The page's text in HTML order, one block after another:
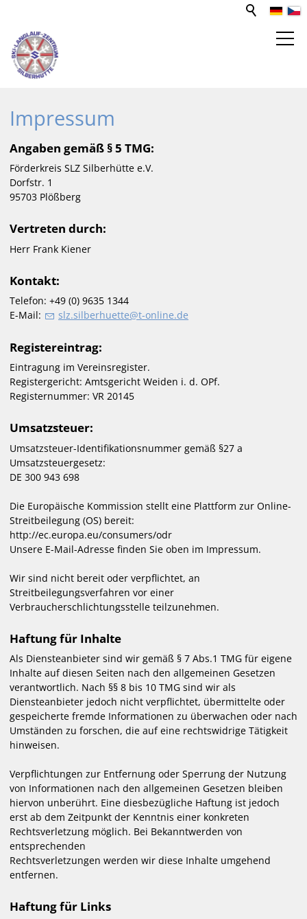
ČAS
WEBCAM
BĚŽECKÉ TRATĚ
PUJČOVNA LYŽÍ
Impressum
Angaben gemäß § 5 TMG:
Förderkreis SLZ Silberhütte e.V.
Dorfstr. 1
95703 Plößberg
Vertreten durch:
Herr Frank Kiener
Kontakt:
Telefon: +49 (0) 9635 1344
E-Mail:
slz s lb rh tt t- nl n d
Registereintrag:
Eintragung im Vereinsregister.
Registergericht: Amtsgericht Weiden i. d. OPf.
Registernummer: VR 20145
Umsatzsteuer:
Umsatzsteuer-Identifikationsnummer gemäß §27 a
Umsatzsteuergesetz:
DE 300 943 698
Die Europäische Kommission stellt eine Plattform zur Online-
Streitbeilegung (OS) bereit:
http://ec.europa.eu/consumers/odr
Unsere E-Mail-Adresse finden Sie oben im Impressum.
Wir sind nicht bereit oder verpflichtet, an
Streitbeilegungsverfahren vor einer
Verbraucherschlichtungsstelle teilzunehmen.
Haftung für Inhalte
Als Diensteanbieter sind wir gemäß § 7 Abs.1 TMG für eigene
Inhalte auf diesen Seiten nach den allgemeinen Gesetzen
verantwortlich. Nach §§ 8 bis 10 TMG sind wir als
Diensteanbieter jedoch nicht verpflichtet, übermittelte oder
gespeicherte fremde Informationen zu überwachen oder nach
Umständen zu forschen, die auf eine rechtswidrige Tätigkeit
hinweisen.
Verpflichtungen zur Entfernung oder Sperrung der Nutzung
von Informationen nach den allgemeinen Gesetzen bleiben
hiervon unberührt. Eine diesbezügliche Haftung ist jedoch
erst ab dem Zeitpunkt der Kenntnis einer konkreten
Rechtsverletzung möglich. Bei Bekanntwerden von
entsprechenden
Rechtsverletzungen werden wir diese Inhalte umgehend
entfernen.
Haftung für Links